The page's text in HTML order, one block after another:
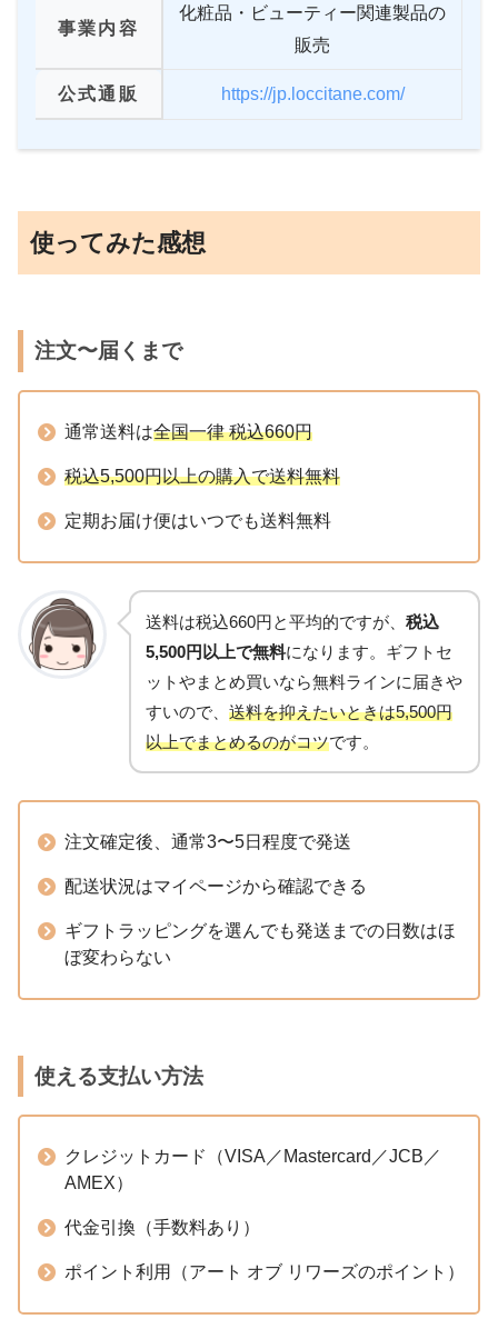
事業内容
化粧品・ビューティー関連製品の
販売
公式通販 https://jp.loccitane.com/
使ってみた感想
注文〜届くまで
通常送料は全国一律 税込660円
税込5,500円以上の購入で送料無料
定期お届け便はいつでも送料無料
送料は税込660円と平均的ですが、 税込
5,500円以上で無料になります。ギフトセ
ットやまとめ買いなら無料ラインに届きや
すいので、 送料を抑えたいときは5,500円
以上でまとめるのがコツです。
注文確定後、通常3〜5日程度で発送
配送状況はマイページから確認できる
ギフトラッピングを選んでも発送までの日数はほ
ぼ変わらない
使える支払い方法
クレジットカード（VISA／Mastercard／JCB／
AMEX）
代金引換（手数料あり）
ポイント利用（アート オブ リワーズのポイント）